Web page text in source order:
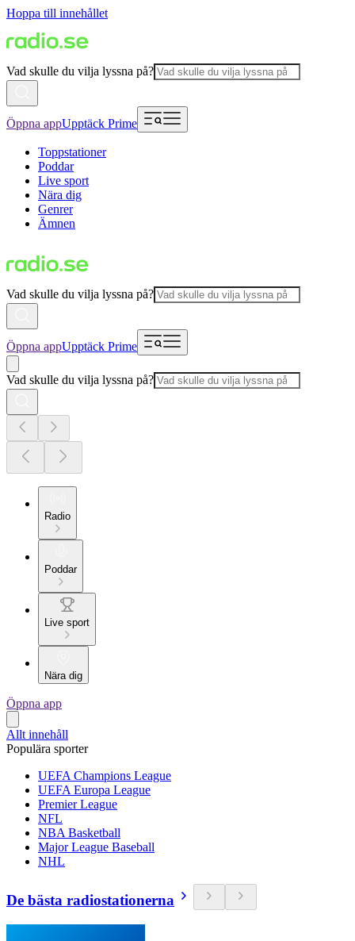
Hoppa till innehållet
Vad skulle du vilja lyssna på?
Öppna appUpptäck Prime
Toppstationer
Poddar
Live sport
Nära dig
Genrer
Ämnen
Vad skulle du vilja lyssna på?
Öppna appUpptäck Prime
Vad skulle du vilja lyssna på?
Radio
Poddar
Live sport
Nära dig
Öppna app
Allt innehåll
Populära sporter
UEFA Champions League
UEFA Europa League
Premier League
NFL
NBA Basketball
Major League Baseball
NHL
De bästa radiostationerna